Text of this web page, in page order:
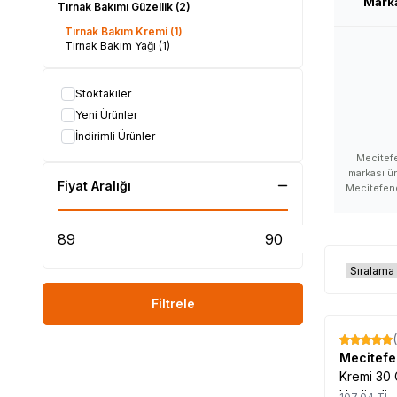
Tırnak Bakımı Güzellik (2)
Tırnak Bakım Kremi (1)
Tırnak Bakım Yağı (1)
Stoktakiler
Yeni Ürünler
İndirimli Ürünler
Fiyat Aralığı
Filtrele
markası
kullanan
marka,
Mecitefendi
Mecitefendi
%17
Kremi 30